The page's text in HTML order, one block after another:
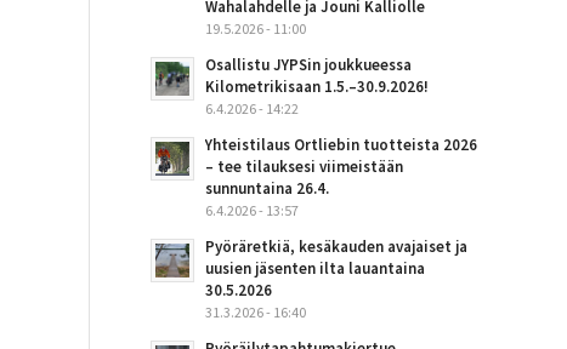
Wahalahdelle ja Jouni Kalliolle
19.5.2026 - 11:00
Osallistu JYPSin joukkueessa
Kilometrikisaan 1.5.–30.9.2026!
6.4.2026 - 14:22
Yhteistilaus Ortliebin tuotteista 2026
– tee tilauksesi viimeistään
sunnuntaina 26.4.
6.4.2026 - 13:57
Pyöräretkiä, kesäkauden avajaiset ja
uusien jäsenten ilta lauantaina
30.5.2026
31.3.2026 - 16:40